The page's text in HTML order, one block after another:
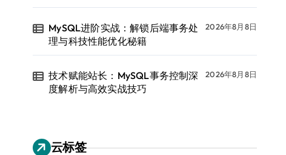
MySQL进阶实战：解锁后端事务处
理与科技性能优化秘籍
2026年8月8日
技术赋能站长：MySQL事务控制深
度解析与高效实战技巧
2026年8月8日
云标签